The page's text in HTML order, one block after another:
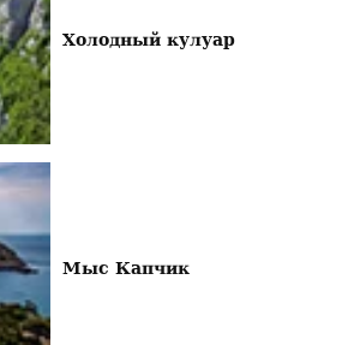
Холодный кулуар
Мыс Капчик